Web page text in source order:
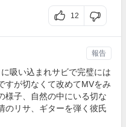
12
吸い込まれサビで完璧には
すが切なくて改めてMVをみ
様子、自然の中にいる切な
のリサ、ギターを弾く彼氏
報告